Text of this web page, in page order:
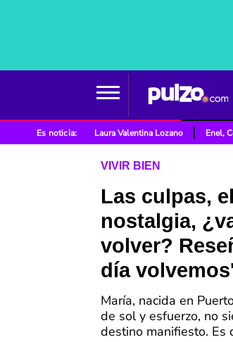
Es noticia: Laura Valentina Lozano Enel,
VIVIR BIEN
Las culpas,
nostalgia,
volver?
día
María, nacida en
de sol y esfuerzo, no
destino manifiesto. Es